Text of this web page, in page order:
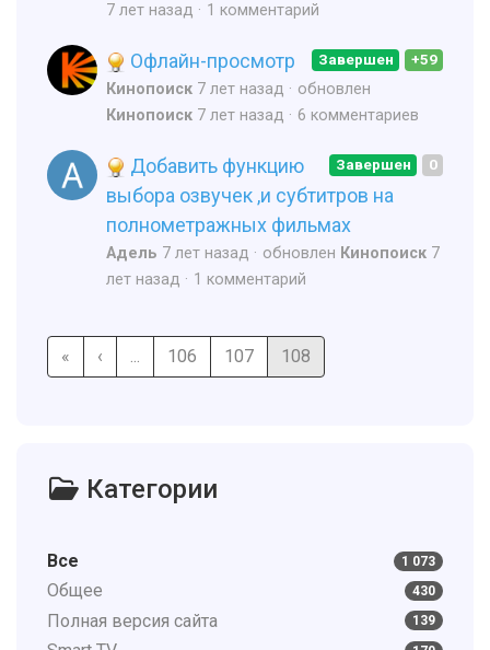
7 лет назад
1 комментарий
+59
Завершен
Офлайн-просмотр
Кинопоиск 7 лет назад
обновлен
Кинопоиск 7 лет назад 6 комментариев
0
Завершен
Добавить функцию
выбора озвучек ,и субтитров на
полнометражных фильмах
Адель 7 лет назад обновлен Кинопоиск 7
лет назад
1 комментарий
« ‹ ... 106 107 108
Категории
Все 1 073
Общее 430
Полная версия сайта 139